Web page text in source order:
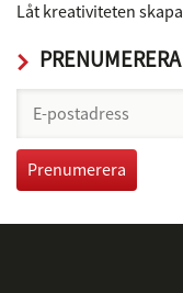
Låt kreativiteten
PRENUMERERA